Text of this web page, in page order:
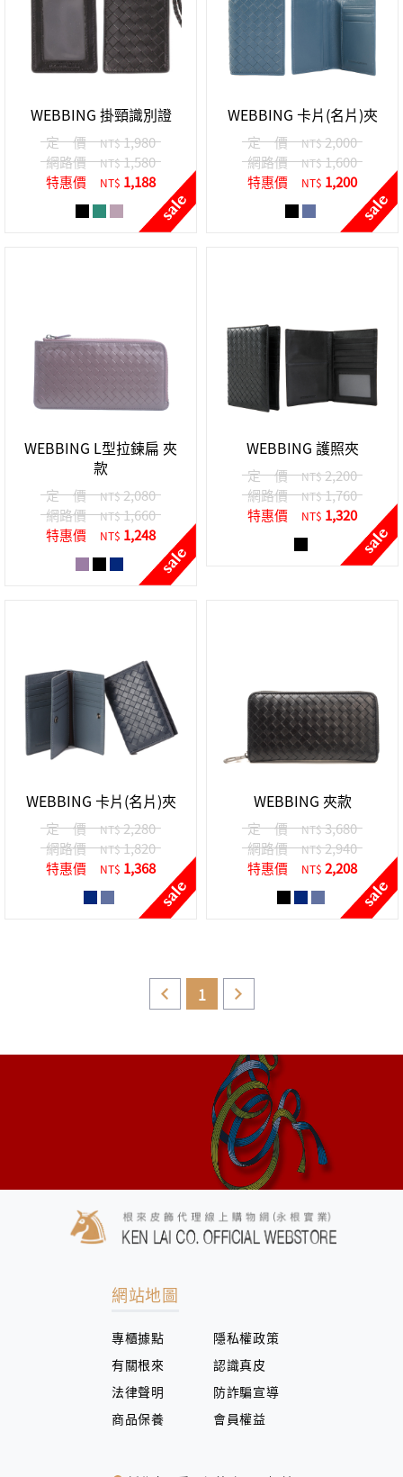
WEBBING 掛頸識別證
定 價 NT$1,980
網路價
NT$1,580
特惠價
NT$ 1,188
WEBBING 卡片(名片)夾
定 價 NT$2,000
網路價
NT$1,600
特惠價
NT$ 1,200
WEBBING L型拉鍊扁 夾
款
定 價 NT$2,080
網路價
NT$1,660
特惠價
NT$ 1,248
WEBBING 護照夾
定 價 NT$2,200
網路價
NT$1,760
特惠價
NT$ 1,320
WEBBING 卡片(名片)夾
定 價 NT$2,280
網路價
NT$1,820
特惠價
NT$ 1,368
WEBBING 夾款
定 價 NT$3,680
網路價
NT$2,940
特惠價
NT$ 2,208
1
網站地圖
專櫃據點
隱私權政策
有關根來
認識真皮
法律聲明
防詐騙宣導
商品保養
會員權益